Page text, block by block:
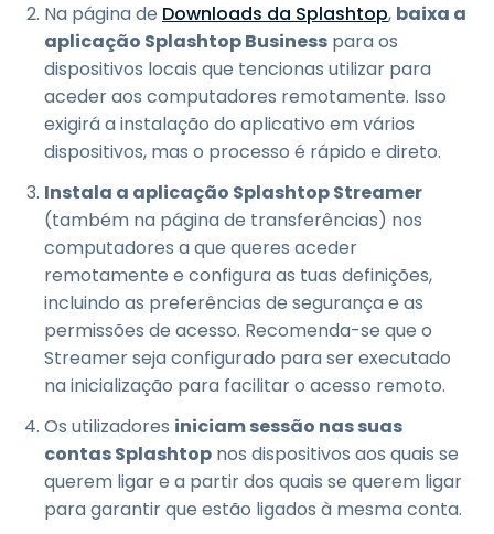
Na página de Downloads da Splashtop, baixa a
aplicação Splashtop Business para os
dispositivos locais que tencionas utilizar para
aceder aos computadores remotamente. Isso
exigirá a instalação do aplicativo em vários
dispositivos, mas o processo é rápido e direto.
Instala a aplicação Splashtop Streamer
(também na página de transferências) nos
computadores a que queres aceder
remotamente e configura as tuas definições,
incluindo as preferências de segurança e as
permissões de acesso. Recomenda-se que o
Streamer seja configurado para ser executado
na inicialização para facilitar o acesso remoto.
Os utilizadores iniciam sessão nas suas
contas Splashtop nos dispositivos aos quais se
querem ligar e a partir dos quais se querem ligar
para garantir que estão ligados à mesma conta.